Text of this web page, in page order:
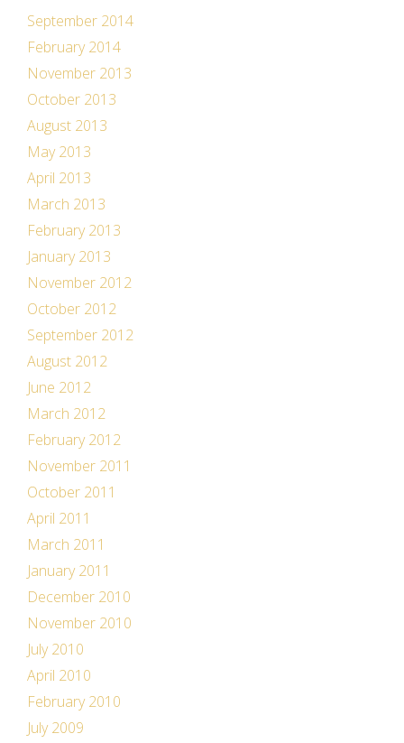
September 2014
February 2014
November 2013
October 2013
August 2013
May 2013
April 2013
March 2013
February 2013
January 2013
November 2012
October 2012
September 2012
August 2012
June 2012
March 2012
February 2012
November 2011
October 2011
April 2011
March 2011
January 2011
December 2010
November 2010
July 2010
April 2010
February 2010
July 2009